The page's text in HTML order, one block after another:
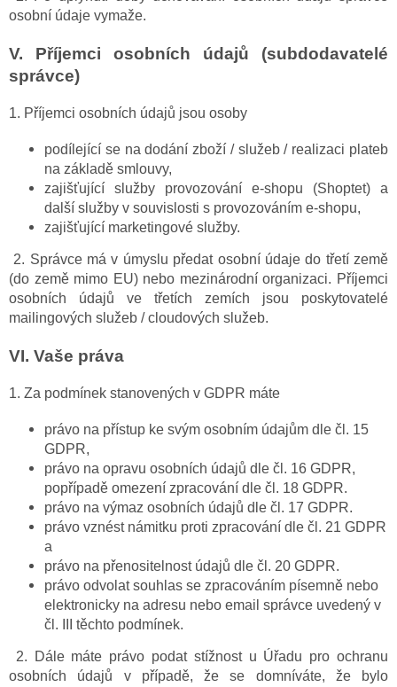
osobní údaje vymaže.
V. Příjemci osobních údajů (subdodavatelé
správce)
1. Příjemci osobních údajů jsou osoby
podílející se na dodání zboží / služeb / realizaci plateb
na základě smlouvy,
zajišťující služby provozování e-shopu (Shoptet) a
další služby v souvislosti s provozováním e-shopu,
zajišťující marketingové služby.
2. Správce má v úmyslu předat osobní údaje do třetí země
(do země mimo EU) nebo mezinárodní organizaci. Příjemci
osobních údajů ve třetích zemích jsou poskytovatelé
mailingových služeb / cloudových služeb.
VI. Vaše práva
1. Za podmínek stanovených v GDPR máte
právo na přístup ke svým osobním údajům dle čl. 15
GDPR,
právo na opravu osobních údajů dle čl. 16 GDPR,
popřípadě omezení zpracování dle čl. 18 GDPR.
právo na výmaz osobních údajů dle čl. 17 GDPR.
právo vznést námitku proti zpracování dle čl. 21 GDPR
a
právo na přenositelnost údajů dle čl. 20 GDPR.
právo odvolat souhlas se zpracováním písemně nebo
elektronicky na adresu nebo email správce uvedený v
čl. III těchto podmínek.
2. Dále máte právo podat stížnost u Úřadu pro ochranu
osobních údajů v případě, že se domníváte, že bylo